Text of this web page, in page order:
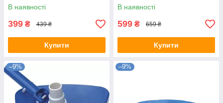
В наявності
399 ₴ 439 ₴
Купити
В наявності
599 ₴ 659 ₴
Купити
–9% –9%